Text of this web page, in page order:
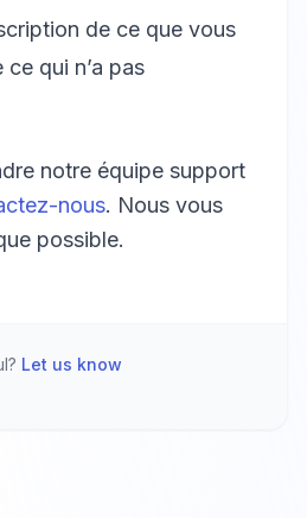
de ce que vous
qui n’a pas
notre équipe support
nous. Nous vous
possible.
Let us know